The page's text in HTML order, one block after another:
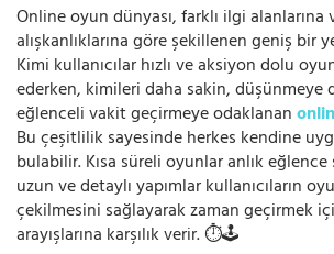
Online oyun dünyası, farklı ilgi alanlarına
alışkanlıklarına göre şekillenen geniş bir
Kimi kullanıcılar hızlı ve aksiyon dolu
ederken, kimileri daha sakin, düşünmeye
eğlenceli vakit geçirmeye odaklanan
Bu çeşitlilik sayesinde herkes kendine
bulabilir. Kısa süreli oyunlar anlık
uzun ve detaylı yapımlar kullanıcıların
çekilmesini sağlayarak zaman geçirmek
arayışlarına karşılık verir. ⏱️🕹️